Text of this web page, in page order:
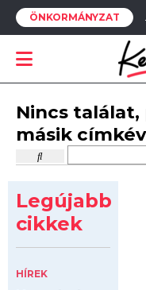
ÖNKORMÁNYZAT
Nincs
másik
Legújabb
cikkek
HÍREK